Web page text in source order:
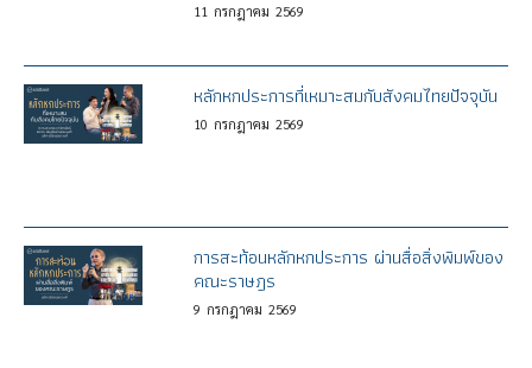
11 กรกฎาคม 2569
หลักหกประการที่เหมาะสมกับสังคมไทยปัจจุบัน
10 กรกฎาคม 2569
การสะท้อนหลักหกประการ ผ่านสื่อสิ่งพิมพ์ของ
คณะราษฎร
9 กรกฎาคม 2569